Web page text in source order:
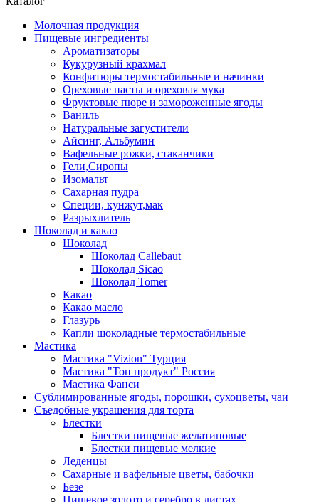
Молочная продукция
Пищевые ингредиенты
Ароматизаторы
Кукурузный крахмал
Конфитюры термостабильные и начинки
Ореховые пасты и ореховая мука
Фруктовые пюре и замороженные ягоды
Ваниль
Натуральные загустители
Айсинг, Альбумин
Вафельные рожки, стаканчики
Гели,Сиропы
Изомальт
Сахарная пудра
Специи, кунжут,мак
Разрыхлитель
Шоколад и какао
Шоколад
Шоколад Callebaut
Шоколад Sicao
Шоколад Tomer
Какао
Какао масло
Глазурь
Капли шоколадные термостабильные
Мастика
Мастика "Vizion" Турция
Мастика "Топ продукт" Россия
Мастика Фанси
Сублимированные ягоды, порошки, сухоцветы, чаи
Съедобные украшения для торта
Блестки
Блестки пищевые желатиновые
Блестки пищевые мелкие
Леденцы
Сахарные и вафельные цветы, бабочки
Безе
Пищевое золото и серебро в листах